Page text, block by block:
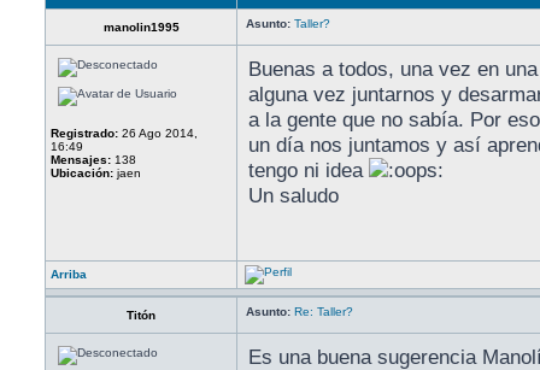
manolin1995 Asunto: Taller?
Registrado: 26 Ago 2014,
16:49
Mensajes: 138
Ubicación: jaen
Buenas a todos, una vez en
alguna vez juntarnos y
a la gente que no sabía. Por
un día nos juntamos y así
tengo ni idea
Un saludo
Arriba
Titón Asunto: Re: Taller?
Es una buena sugerencia